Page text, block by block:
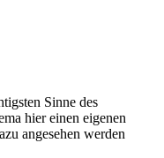
Sinne des
hier einen eigenen
angesehen werden